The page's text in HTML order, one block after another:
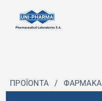
ΠΡΟΪΟΝΤΑ / ΦΆΡΜΑΚΑ